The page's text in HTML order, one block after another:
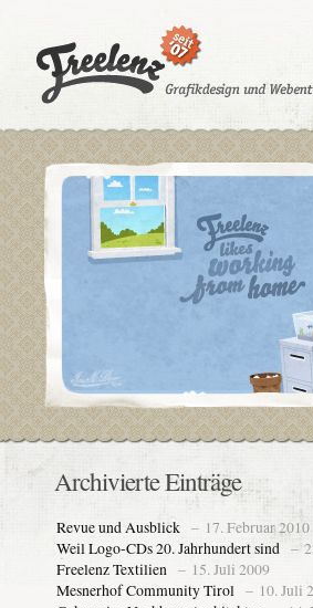
Archivierte Einträge
Revue und Ausblick – 17. Februar 2010
Weil Logo-CDs 20. Jahrhundert sind –
Freelenz Textilien – 15. Juli 2009
Mesnerhof Community Tirol – 10. Juli